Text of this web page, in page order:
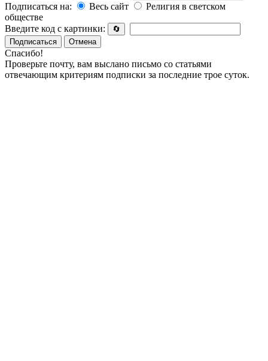
Подписаться на:
Весь сайт
Религия в светском
обществе
Введите код с картинки:
🔄
Подписаться
Отмена
Спасибо!
Проверьте почту, вам выслано письмо со статьями
отвечающим критериям подписки за последние трое суток.